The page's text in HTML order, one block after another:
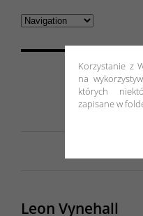
Korzystanie z
na
których
zapisane w
Leon Vynehall